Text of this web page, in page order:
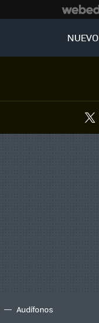
NUEVO
Audífonos